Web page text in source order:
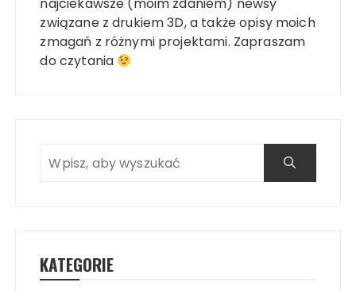
związane z drukiem 3D, a także opisy moich
zmagań z różnymi projektami. Zapraszam
do czytania
KATEGORIE